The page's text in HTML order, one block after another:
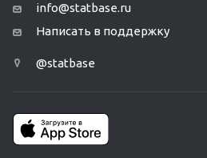
info@statbase.ru
Написать в поддержку
@statbase